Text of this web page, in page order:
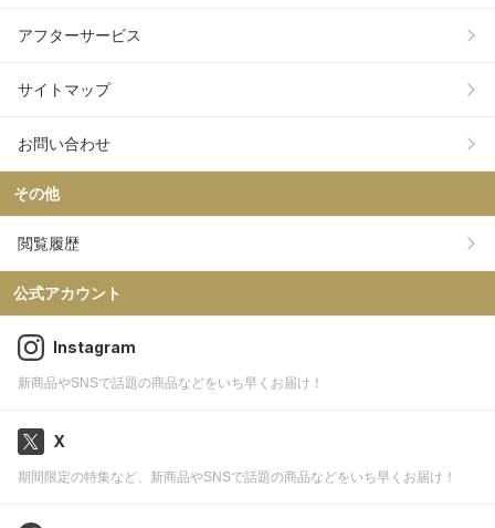
アフターサービス
サイトマップ
お問い合わせ
その他
閲覧履歴
公式アカウント
Instagram
新商品やSNSで話題の商品などをいち早くお届け！
X
期間限定の特集など、新商品やSNSで話題の商品などをいち早くお届け！